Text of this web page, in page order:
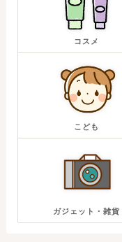
コスメ
こども
ガジェット・雑貨